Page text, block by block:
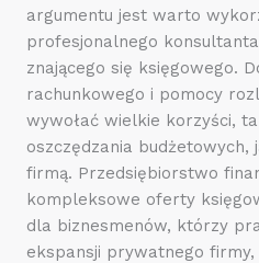
argumentu jest warto
profesjonalnego
znającego się księgowego.
rachunkowego i pomocy
wywołać wielkie korzyści,
oszczędzania budżetowych,
firmą. Przedsiębiorstwo
kompleksowe oferty
dla biznesmenów, którzy
ekspansji prywatnego